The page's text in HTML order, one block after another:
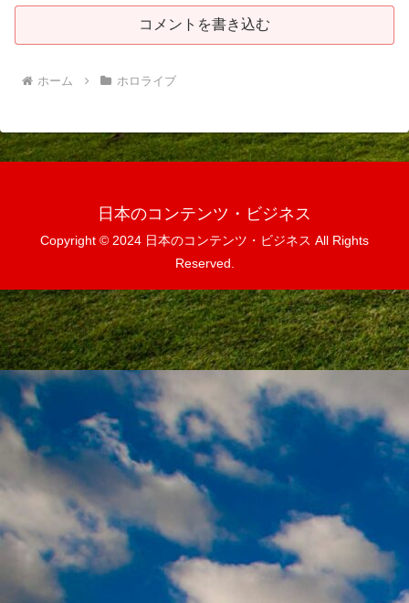
コメントを書き込む
ホーム ホロライブ
日本のコンテンツ・ビジネス
Copyright © 2024 日本のコンテンツ・ビジネス All Rights
Reserved.